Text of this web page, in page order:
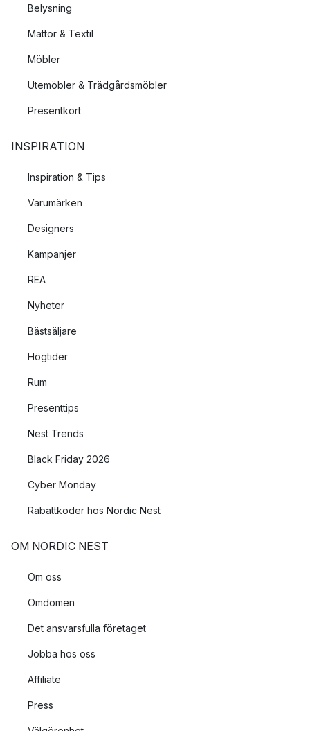
Belysning
Mattor & Textil
Möbler
Utemöbler & Trädgårdsmöbler
Presentkort
INSPIRATION
Inspiration & Tips
Varumärken
Designers
Kampanjer
REA
Nyheter
Bästsäljare
Högtider
Rum
Presenttips
Nest Trends
Black Friday 2026
Cyber Monday
Rabattkoder hos Nordic Nest
OM NORDIC NEST
Om oss
Omdömen
Det ansvarsfulla företaget
Jobba hos oss
Affiliate
Press